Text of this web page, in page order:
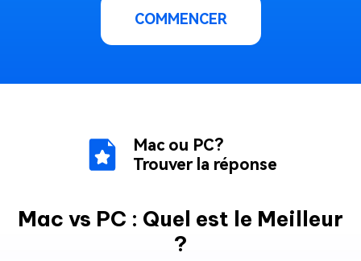
COMMENCER
Mac ou PC?
Trouver la réponse
Mac vs PC : Quel est le Meilleur
?